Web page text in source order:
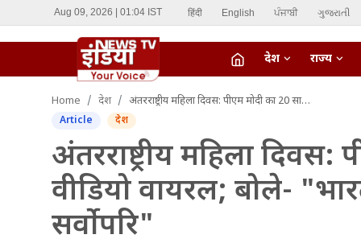
Aug 09, 2026 | 01:04 IST हिंदी English ਪੰਜਾਬੀ ગુજરાતી
देश राज्य
LIVE TV
Home देश अंतरराष्ट्रीय महिला दिवस: पीएम मोदी का 20 साल पुराना वीडियो वायरल; बोले- "भारत ने हमेशा नारी को माना सर्वोपरि"
Article देश
अंतरराष्ट्रीय महिला दिवस:
वीडियो वायरल; बोले-
सर्वोपरि"